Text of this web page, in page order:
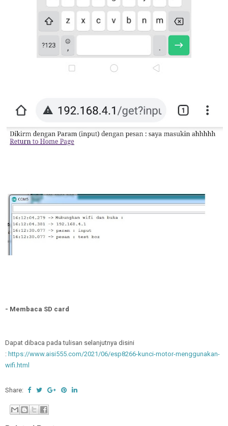
- Membaca SD card
Dapat dibaca pada tulisan selanjutnya disini
: https://www.aisi555.com/2021/06/esp8266-kunci-motor-menggunakan-
wifi.html
Share: